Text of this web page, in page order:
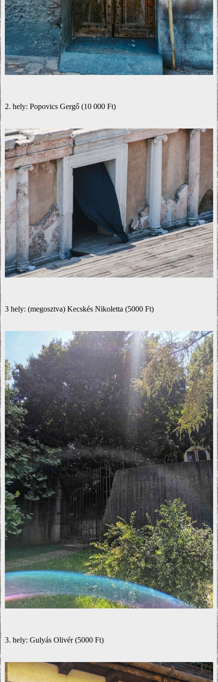
2. hely: Popovics Gergő (10 000 Ft)
3 hely: (megosztva) Kecskés Nikoletta (5000 Ft)
3. hely: Gulyás Olivér (5000 Ft)